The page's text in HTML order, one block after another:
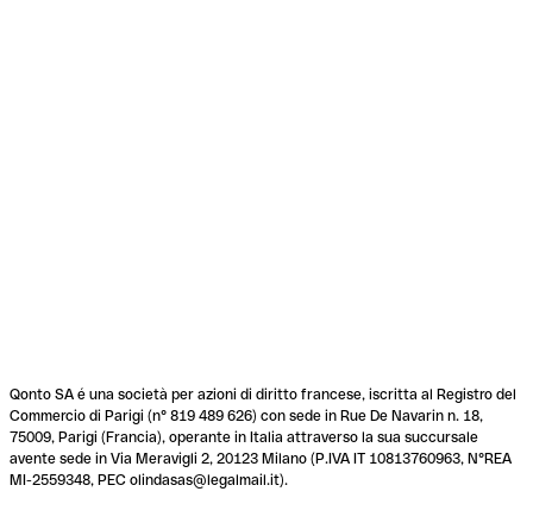
Qonto SA é una società per azioni di diritto francese, iscritta al Registro del
Commercio di Parigi (n° 819 489 626) con sede in Rue De Navarin n. 18,
75009, Parigi (Francia), operante in Italia attraverso la sua succursale
avente sede in Via Meravigli 2, 20123 Milano (P.IVA IT 10813760963, N°REA
MI-2559348, PEC olindasas@legalmail.it).